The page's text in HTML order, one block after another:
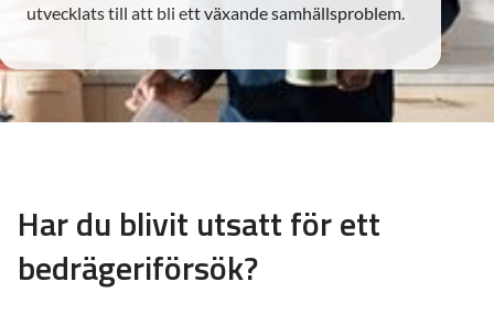
utvecklats till att bli ett växande samhällsproblem.
Har du blivit utsatt för ett
bedrägeriförsök?